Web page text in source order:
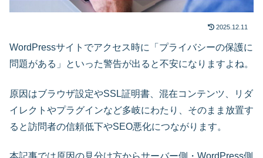
2025.12.11
WordPressサイトでアクセス時に「プライバシーの保護に
問題がある」といった警告が出ると不安になりますよね。
原因はブラウザ設定やSSL証明書、混在コンテンツ、リダ
イレクトやプラグインなど多岐にわたり、そのまま放置す
ると訪問者の信頼低下やSEO悪化につながります。
本記事では原因の見分け方からサーバー側・WordPress側